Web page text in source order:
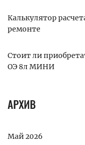
Калькулятор
ремонте
Стоит ли
ОЭ 8л МИНИ
АРХИВ
Май 2026